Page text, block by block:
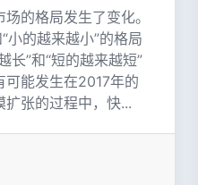
的格局发生了变化。
小的越来越小”的格局
长”和“短的越来越短”
可能发生在2017年的
张的过程中，快...